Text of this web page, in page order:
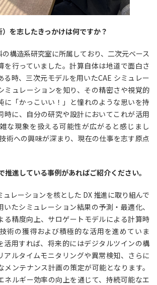
を志したきっかけは何ですか？
構造系研究室に所属しており、二次元ベース
を行っていました。計算自体は地道で面白さ
る時、三次元モデルを用いたCAE シミュレー
ミュレーションを知り、その精密さや視覚的
に「かっこいい！」と憧れのような思いを持
時に、自分の研究や設計においてこれが活用
な現象を扱える可能性が広がると感じまし
術への興味が深まり、現在の仕事を志す原点
推進している事例があればご紹介ください。
ュレーションを核とした DX 推進に取り組んで
いたシミュレーション結果の予測・最適化、
る精度向上、サロゲートモデルによる計算時
術の獲得および積極的な活用を進めていま
活用すれば、将来的にはデジタルツインの構
アルタイムモニタリングや異常検知、さらに
メンテナンス計画の策定が可能となります。
ネルギー効率の向上を通じて、持続可能なエ